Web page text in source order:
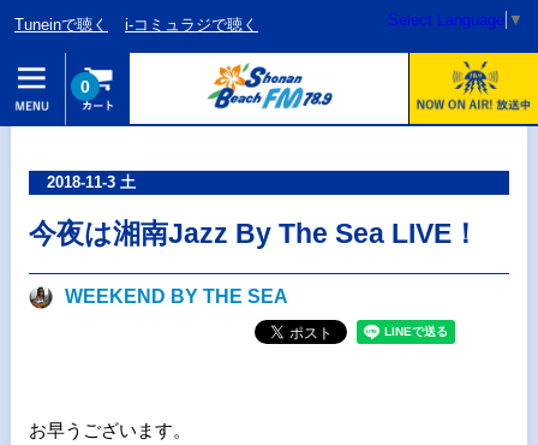
Tuneinで聴く i-コミュラジで聴く Select Language ▼
0
2018-11-3 土
今夜は湘南Jazz By The Sea LIVE！
WEEKEND BY THE SEA
お早うございます。